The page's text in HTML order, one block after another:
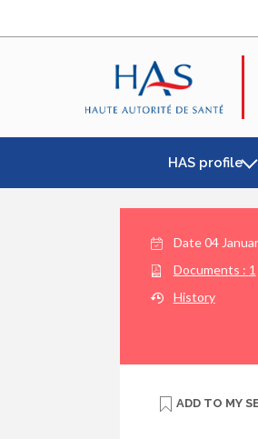
HAS profile
Date 04
Documents : 1
History
ADD TO MY